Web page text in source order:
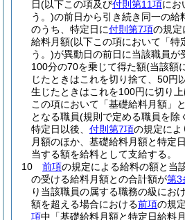
日(以下この項及び付則第11項にお
う。)の前日から引き続き同一の給
のうち、特定日に付則第7項の規定
給料月額(以下この項において「特
う。)が異動日の前日に当該職員が
100分の70を乗じて得た額(当該額
じたときはこれを切り捨て、50円
生じたときはこれを100円に切り
この項において「基礎給料月額」
となる職員(規則で定める職員を除
特定日以後、 付則第7項の規定によ
月額のほか、基礎給料月額と特定
当する額を給料として支給する。
10
前項の規定による給料の額と当
の受ける給料月額との合計額が第3
り当該職員の属する職務の級にお
額を超える場合における前項の規
項中「基礎給料月額と特定日給料